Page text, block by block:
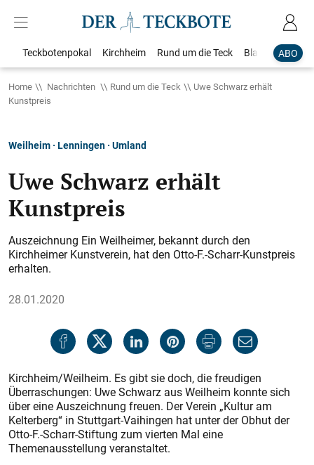
ABO
Teckbotenpokal Kirchheim Rund um die Teck Blaulicht
Home Nachrichten Rund um die Teck
Uwe Schwarz erhält
Kunstpreis
Weilheim · Lenningen · Umland
Uwe Schwarz erhält
Kunstpreis
Auszeichnung Ein Weilheimer, bekannt durch den
Kirchheimer Kunstverein, hat den Otto-F.-Scharr-Kunstpreis
erhalten.
28.01.2020
Kirchheim/Weilheim. Es gibt sie doch, die freudigen
Überraschungen: Uwe Schwarz aus Weilheim konnte sich
über eine Auszeichnung freuen. Der Verein „Kultur am
Kelterberg“ in Stuttgart-Vaihingen hat unter der Obhut der
Otto-F.-Scharr-Stiftung zum vierten Mal eine
Themenausstellung veranstaltet.